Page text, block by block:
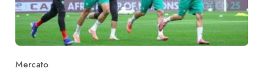
Category
Mercato